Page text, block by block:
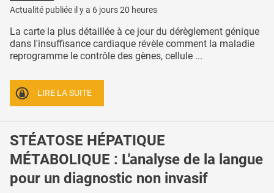
Actualité publiée il y a 6 jours 20 heures
La carte la plus détaillée à ce jour du dérèglement génique
dans l'insuffisance cardiaque révèle comment la maladie
reprogramme le contrôle des gènes, cellule ...
LIRE LA SUITE
STÉATOSE HÉPATIQUE
MÉTABOLIQUE : L'analyse de la langue
pour un diagnostic non invasif